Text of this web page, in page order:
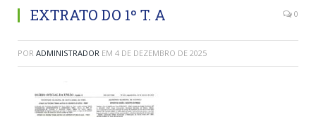
EXTRATO DO 1º T. A 0
POR ADMINISTRADOR EM 4 DE DEZEMBRO DE 2025